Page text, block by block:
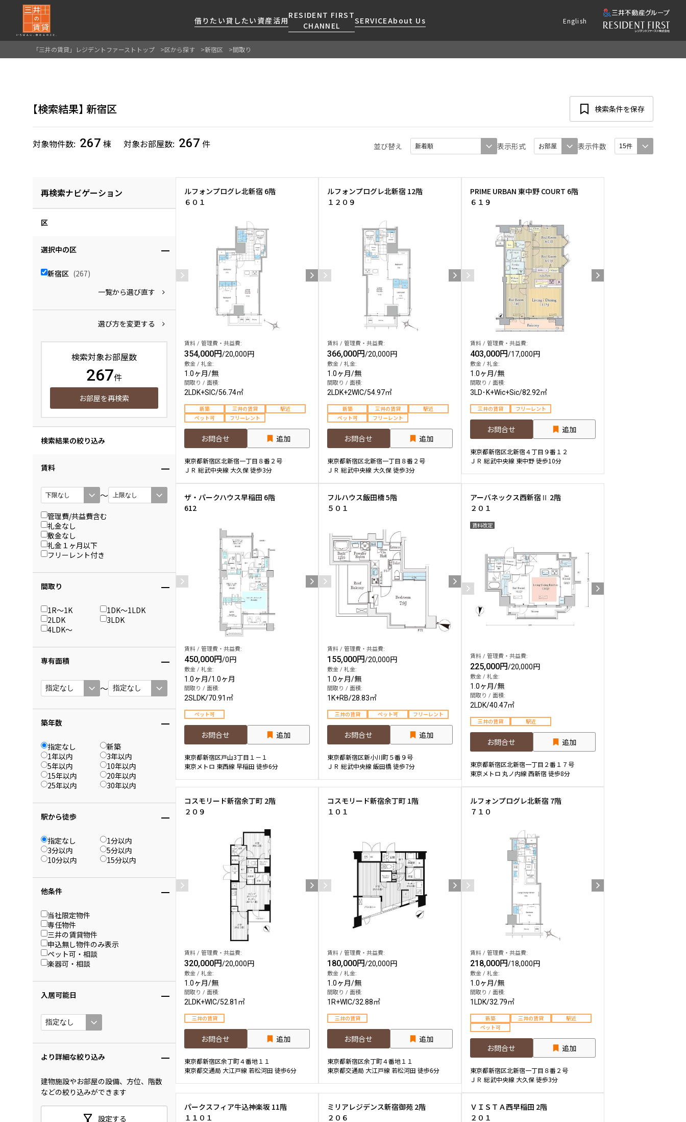
借りたい貸したい 資産活用
RESIDENT FIRST
CHANNEL
SERVICEAbout Us
ご提供するサービスをご紹介します
くご提案します
新着情報から探す
ニュースから探す
新着募集情報
当社限定(港区・渋谷区)
三井不動産企画
賃料改定
フリーレント
ペット可
コンシェルジュ付き
ブランドマンション
最適なプランをご提案します
ご相談も承ります
各種サービスをご紹介します
よくあるご質問
事業部取り扱い物件入居申
込
English
「三井の賃貸」レジデントファーストトップ 区から探す 新宿区 間取り
検索結果 新宿区 検索条件を保存
対象物件数 267 棟 対象お部屋数 267 件 並び替え 表示形式 表示件数
再検索ナビゲーション
区
選択中の区
新宿区 (267)
一覧から選び直す
選び方を変更する
検索対象お部屋数
267件
お部屋を再検索
検索結果の絞り込み
賃料
〜
管理費/共益費含む
礼金なし
敷金なし
礼金１ヶ月以下
フリーレント付き
間取り
1R〜1K
1DK〜1LDK
2LDK
3LDK
4LDK〜
専有面積
〜
築年数
指定なし
新築
1年以内
3年以内
5年以内
10年以内
15年以内
20年以内
25年以内
30年以内
駅から徒歩
指定なし
1分以内
3分以内
5分以内
10分以内
15分以内
他条件
当社限定物件
専任物件
三井の賃貸物件
申込無し物件のみ表示
ペット可・相談
楽器可・相談
入居可能日
より詳細な絞り込み
建物施設やお部屋の設備、方位、階数
などの絞り込みができます
設定する
ルフォンプログレ北新宿 6階
６０１
賃料 / 管理費・共益費:
354,000円/20,000円
敷金 / 礼金:
1.0ヶ月/無
間取り / 面積:
2LDK+SIC/56.74㎡
新築 三井の賃貸
駅近
ペット可
フリーレント
お問合せ 追加
東京都新宿区北新宿一丁目８番２号
ＪＲ 総武中央線 大久保 徒歩3分
ルフォンプログレ北新宿 12階
１２０９
賃料 / 管理費・共益費:
366,000円/20,000円
敷金 / 礼金:
1.0ヶ月/無
間取り / 面積:
2LDK+2WIC/54.97㎡
新築 三井の賃貸
駅近
ペット可
フリーレント
お問合せ 追加
東京都新宿区北新宿一丁目８番２号
ＪＲ 総武中央線 大久保 徒歩3分
PRIME URBAN 東中野 COURT 6階
６１９
賃料 / 管理費・共益費:
403,000円/17,000円
敷金 / 礼金:
1.0ヶ月/無
間取り / 面積:
3LD･K+Wic+Sic/82.92㎡
三井の賃貸 フリーレント
お問合せ 追加
東京都新宿区北新宿４丁目９番１２
ＪＲ 総武中央線 東中野 徒歩10分
ザ・パークハウス早稲田 6階
612
賃料 / 管理費・共益費:
450,000円/0円
敷金 / 礼金:
1.0ヶ月/1.0ヶ月
間取り / 面積:
2SLDK/70.91㎡
ペット可
お問合せ 追加
東京都新宿区戸山3丁目１－１
東京メトロ 東西線 早稲田 徒歩6分
フルハウス飯田橋 5階
５０１
賃料 / 管理費・共益費:
155,000円/20,000円
敷金 / 礼金:
1.0ヶ月/無
間取り / 面積:
1K+RB/28.83㎡
三井の賃貸 ペット可 フリーレント
お問合せ 追加
東京都新宿区新小川町５番９号
ＪＲ 総武中央線 飯田橋 徒歩7分
アーバネックス西新宿Ⅱ 2階
２０１
賃料改定
賃料 / 管理費・共益費:
225,000円/20,000円
敷金 / 礼金:
1.0ヶ月/無
間取り / 面積:
2LDK/40.47㎡
三井の賃貸 駅近
お問合せ 追加
東京都新宿区北新宿一丁目２番１７号
東京メトロ 丸ノ内線 西新宿 徒歩8分
コスモリード新宿余丁町 2階
２０９
賃料 / 管理費・共益費:
320,000円/20,000円
敷金 / 礼金:
1.0ヶ月/無
間取り / 面積:
2LDK+WIC/52.81㎡
三井の賃貸
お問合せ 追加
東京都新宿区余丁町４番地１１
東京都交通局 大江戸線 若松河田 徒歩6分
コスモリード新宿余丁町 1階
１０１
賃料 / 管理費・共益費:
180,000円/20,000円
敷金 / 礼金:
1.0ヶ月/無
間取り / 面積:
1R+WIC/32.88㎡
三井の賃貸
お問合せ 追加
東京都新宿区余丁町４番地１１
東京都交通局 大江戸線 若松河田 徒歩6分
ルフォンプログレ北新宿 7階
７１０
賃料 / 管理費・共益費:
218,000円/18,000円
敷金 / 礼金:
1.0ヶ月/無
間取り / 面積:
1LDK/32.79㎡
新築 三井の賃貸
駅近
ペット可
お問合せ 追加
東京都新宿区北新宿一丁目８番２号
ＪＲ 総武中央線 大久保 徒歩3分
パークスフィア牛込神楽坂 11階
１１０１
ミリアレジデンス新宿御苑 2階
２０６
ＶＩＳＴＡ西早稲田 2階
２０１